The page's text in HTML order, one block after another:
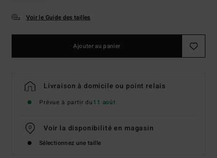
Voir le Guide des tailles
Ajouter au panier
Livraison à domicile ou point relais
Prévue à partir du11 août
Voir la disponibilité en magasin
Sélectionnez une taille